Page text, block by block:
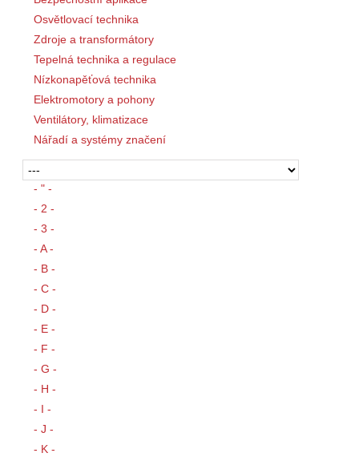
Osvětlovací technika
Zdroje a transformátory
Tepelná technika a regulace
Nízkonapěťová technika
Elektromotory a pohony
Ventilátory, klimatizace
Nářadí a systémy značení
- " -
- 2 -
- 3 -
- A -
- B -
- C -
- D -
- E -
- F -
- G -
- H -
- I -
- J -
- K -